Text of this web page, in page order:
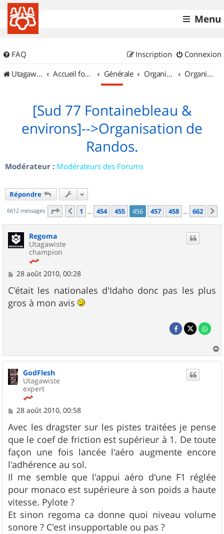
Menu
FAQ Connexion
Inscription
UtagawaVTT (Randos VTT et VTTAE avec traces GPS)
Accueil forum Générale Organisation de sorties & Recherche de partenaires Organisation de sorties en région Île de France
[Sud 77 Fontainebleau &
environs]-->Organisation de
Randos.
Modérateur : Modérateurs des Forums
Répondre
6612 messages Page 456 sur662
Précédent
1 … 454 455 456 457 458 … 662
Regoma
Utagawiste
champion
M
s
s
a
28 août 2010, 00:28
C'était les nationales d'Idaho donc pas les plus
gros à mon avis
a
GodFlesh
Utagawiste
expert
M
s
s
a
g
e
28 août 2010, 00:58
Avec les dragster sur les pistes traitées je pense
que le coef de friction est supérieur à 1. De toute
façon une fois lancée l'aéro augmente encore
l'adhérence au sol.
Il me semble que l'appui aéro d'une F1 réglée
pour monaco est supérieure à son poids a haute
vitesse. Pylote ?
Et sinon regoma ca donne quoi niveau volume
sonore ? C'est insupportable ou pas ?